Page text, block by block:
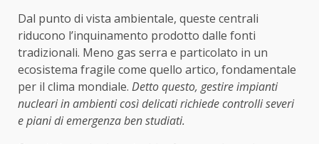
Dal punto di vista ambientale, queste centrali
riducono l’inquinamento prodotto dalle fonti
tradizionali. Meno gas serra e particolato in un
ecosistema fragile come quello artico, fondamentale
per il clima mondiale. Detto questo, gestire impianti
nucleari in ambienti così delicati richiede controlli severi
e piani di emergenza ben studiati.